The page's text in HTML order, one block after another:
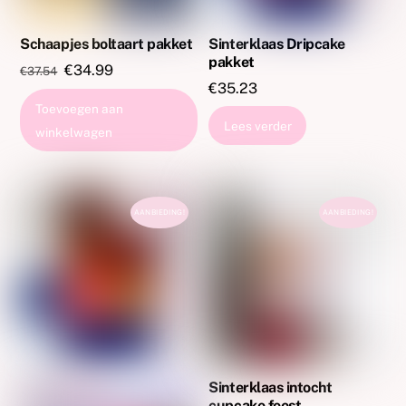
Schaapjes boltaart pakket
€37.54 Oorspronkelijke
prijs
was:
€37.54.
€34.99Huidige
prijs
is:
Toevoegen aan
winkelwagen
Sinterklaas Dripcake
pakket
€35.23
Lees verder
AANBIEDING! AANBIEDING!
Sinterklaas intocht